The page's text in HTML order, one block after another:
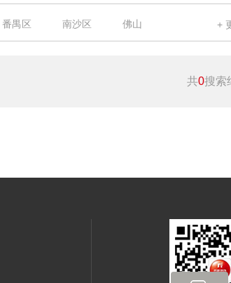
番禺区 南沙区 佛山
共0搜索